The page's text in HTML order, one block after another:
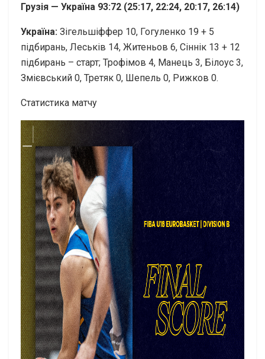
Грузія — Україна 93:72 (25:17, 22:24, 20:17, 26:14)
Україна: Зігельшіффер 10, Гогуленко 19 + 5
підбирань, Леськів 14, Житеньов 6, Сіннік 13 + 12
підбирань – старт; Трофімов 4, Манець 3, Білоус 3,
Змієвський 0, Третяк 0, Шепель 0, Рижков 0.
Статистика матчу